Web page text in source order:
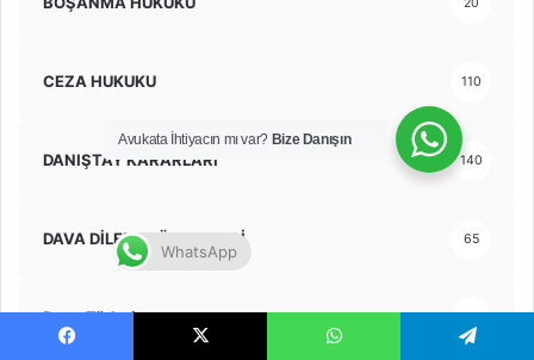
CEZA HUKUKU 110
DANIŞTAY KARARLARI 140
DAVA DİLEKÇE ÖRNEKLERİ 65
Dava Türleri 4
Avukata İhtiyacın mı var? Bize Danışın
WhatsApp